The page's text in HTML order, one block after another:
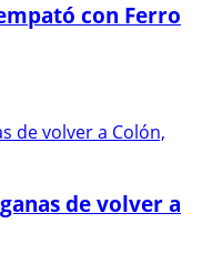
con Ferro
de volver a